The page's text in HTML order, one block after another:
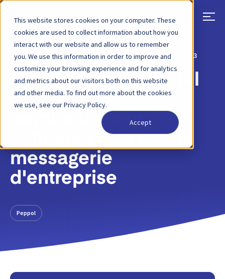
This website stores cookies on your computer. These
cookies are used to collect information about how you
interact with our website and allow us to remember
you. We use this information in order to improve and
customize your browsing experience and for analytics
and metrics about our visitors both on this website
and other media. To find out more about the cookies
we use, see our Privacy Policy.
Accept
RETOUR ARTICLE DE BLOG 27 SEPTEMBRE 2023
Le glossaire essentiel
de Peppol -
terminologie et
concepts clés de la
messagerie
d'entreprise
Peppol